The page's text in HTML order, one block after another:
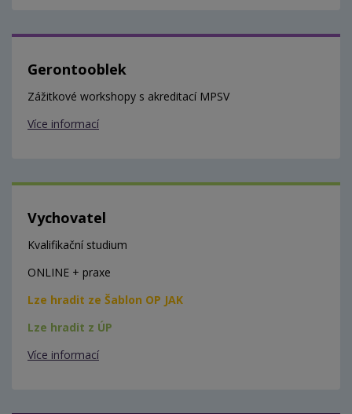
Gerontooblek
Zážitkové workshopy s akreditací MPSV
Více informací
Vychovatel
Kvalifikační studium
ONLINE + praxe
Lze hradit ze Šablon OP JAK
Lze hradit z ÚP
Více informací